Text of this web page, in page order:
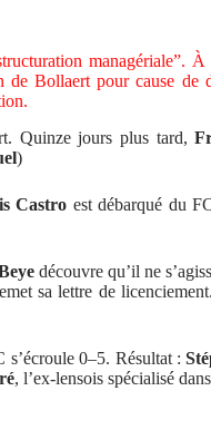
managériale”.
de Bollaert pour cause de
Quinze jours plus tard,
)
Castro est débarqué du
découvre qu’il ne
sa lettre de
s’écroule 0–5. Résultat :
, l’ex-lensois spécialisé